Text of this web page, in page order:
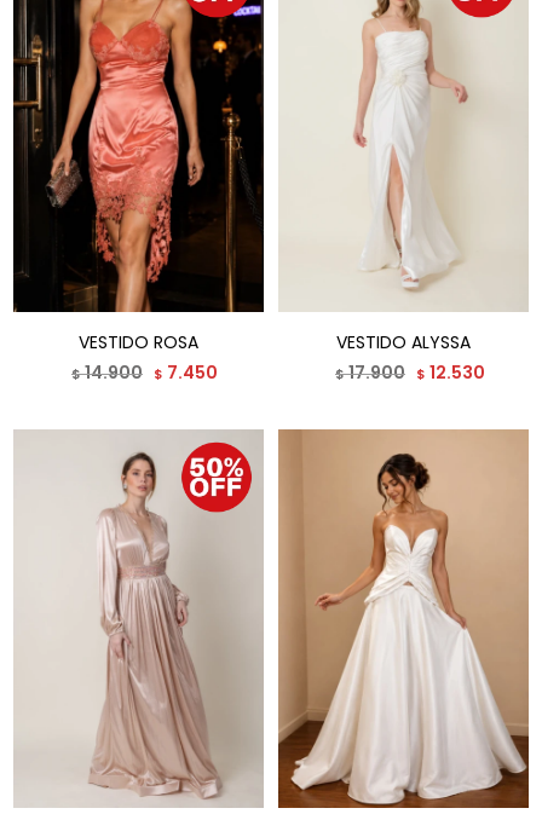
VESTIDO ROSA
$14.900 $ 7.450
VESTIDO ALYSSA
$17.900 $ 12.530